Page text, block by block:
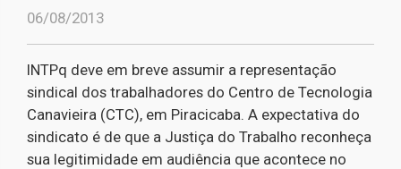
06/08/2013
INTPq deve em breve assumir a representação
sindical dos trabalhadores do Centro de Tecnologia
Canavieira (CTC), em Piracicaba. A expectativa do
sindicato é de que a Justiça do Trabalho reconheça
sua legitimidade em audiência que acontece no